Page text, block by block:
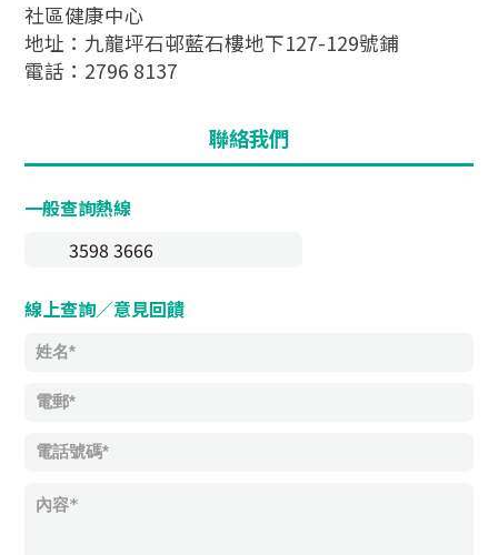
社區健康中心
地址：九龍坪石邨藍石樓地下127-129號鋪
電話：2796 8137
聯絡我們
一般查詢熱線
3598 3666
線上查詢／意見回饋